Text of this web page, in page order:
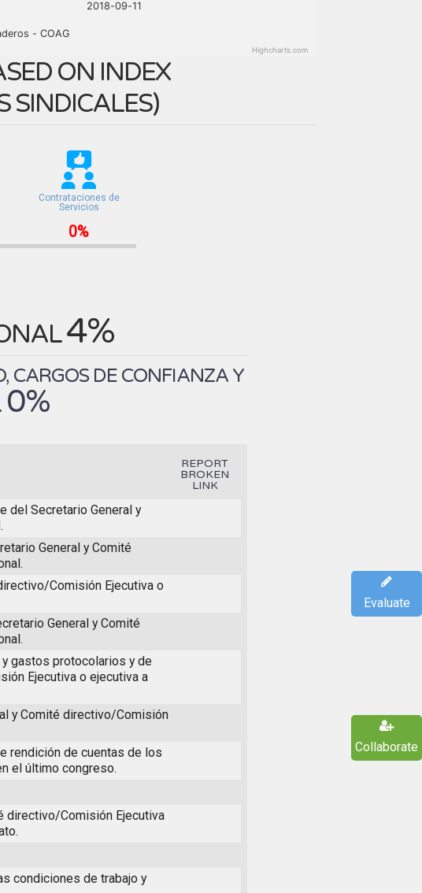
- COAG
2018-09-11
Highcharts.com
ON INDEX
SINDICALES)
Contrataciones de
Servicios
0%
4%
CARGOS DE CONFIANZA Y
0%
REPORT
BROKEN
LINK
del Secretario General y
General y Comité
Comisión Ejecutiva o
General y Comité
gastos protocolarios y de
Ejecutiva o ejecutiva a
y Comité directivo/Comisión
rendición de cuentas de los
el último congreso.
directivo/Comisión Ejecutiva
condiciones de trabajo y
Evaluate
Collaborate